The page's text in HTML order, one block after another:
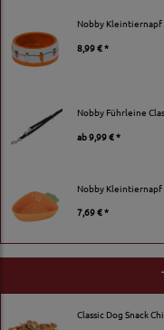
Nobby
8,99 € *
Nobby Führleine
ab9,99 € *
Nobby Kleintiernapf
7,69 € *
Classic Dog Snack